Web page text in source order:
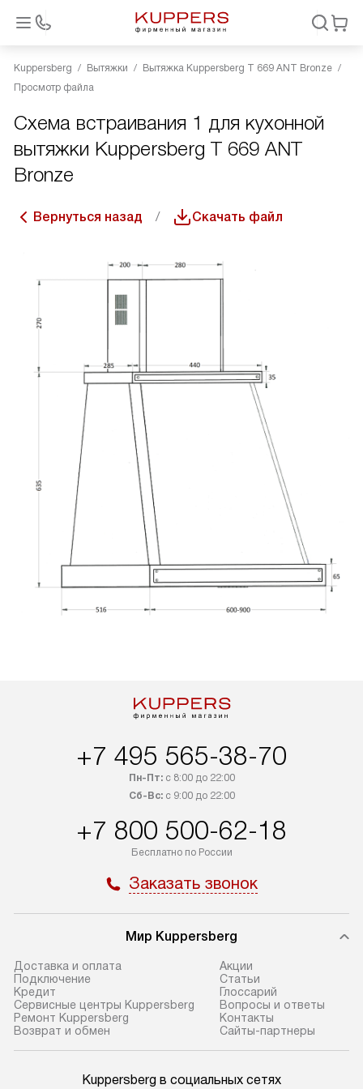
Kuppersberg Вытяжки
Вытяжка Kuppersberg T 669 ANT Bronze
Просмотр файла
Схема встраивания 1 для кухонной
вытяжки Kuppersberg T 669 ANT
Bronze
Вернуться назад Скачать файл
+7 495 565-38-70
Пн-Пт:с 8:00 до 22:00
Сб-Вс:с 9:00 до 22:00
+7 800 500-62-18
Бесплатно по России
Заказать звонок
Мир Kuppersberg
Доставка и оплата
Подключение
Кредит
Сервисные центры Kuppersberg
Ремонт Kuppersberg
Возврат и обмен
Акции
Cтатьи
Глоссарий
Вопросы и ответы
Контакты
Сайты-партнеры
Kuppersberg в социальных сетях